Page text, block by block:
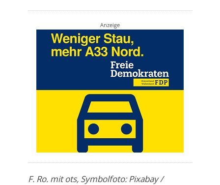
Anzeige
F. Ro. mitots, Symbolfoto: Pixabay /